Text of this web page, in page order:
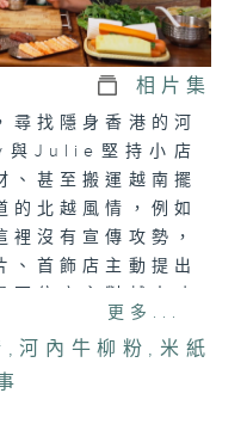
相片集
尋找隱身香港的河
與Julie堅持小店
、甚至搬運越南擺
的北越風情，例如
裡沒有宣傳攻勢，
、首飾店主動提出
真摯緣分。
更多...
, 河內牛柳粉 , 米紙